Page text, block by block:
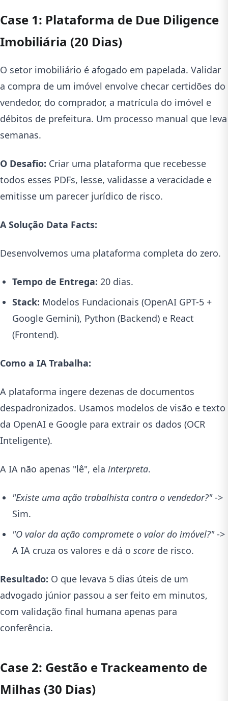
Case 1: Plataforma de Due Diligence
Imobiliária (20 Dias)
O setor imobiliário é afogado em papelada. Validar
a compra de um imóvel envolve checar certidões do
vendedor, do comprador, a matrícula do imóvel e
débitos de prefeitura. Um processo manual que leva
semanas.
O Desafio: Criar uma plataforma que recebesse
todos esses PDFs, lesse, validasse a veracidade e
emitisse um parecer jurídico de risco.
A Solução Data Facts:
Desenvolvemos uma plataforma completa do zero.
Tempo de Entrega: 20 dias.
Stack: Modelos Fundacionais (OpenAI GPT-5 +
Google Gemini), Python (Backend) e React
(Frontend).
Como a IA Trabalha:
A plataforma ingere dezenas de documentos
despadronizados. Usamos modelos de visão e texto
da OpenAI e Google para extrair os dados (OCR
Inteligente).
A IA não apenas "lê", ela interpreta.
"Existe uma ação trabalhista contra o vendedor?"->
Sim.
"O valor da ação compromete o valor do imóvel?"->
A IA cruza os valores e dá o score de risco.
Resultado: O que levava 5 dias úteis de um
advogado júnior passou a ser feito em minutos,
com validação final humana apenas para
conferência.
Case 2: Gestão e Trackeamento de
Milhas (30 Dias)